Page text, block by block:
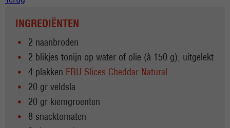
INGREDIËNTEN
2 naanbroden
2 blikjes tonijn op water of olie (à 150 g), uitgelekt
4 plakken ERU Slices Cheddar Natural
20 gr veldsla
20 gr kiemgroenten
8 snacktomaten